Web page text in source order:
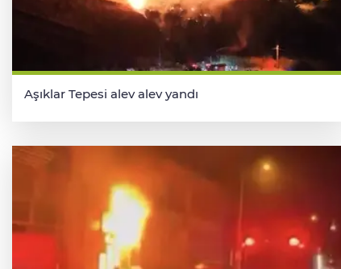
Aşıklar Tepesi alev alev yandı